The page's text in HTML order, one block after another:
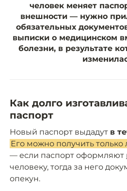
человек меняет
внешности — нужно
обязательных
выписки о медицинском
болезни, в результате
Как долго
паспорт
Новый паспорт выдадут в
Его можно получить только
— если паспорт оформляют
человеку, тогда за него
опекун.